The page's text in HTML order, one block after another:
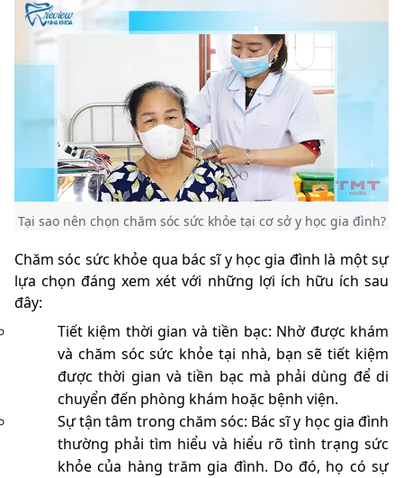
Tại sao nên chọn chăm sóc sức khỏe tại cơ sở y học gia đình?
Chăm sóc sức khỏe qua bác sĩ y học gia đình là một sự
lựa chọn đáng xem xét với những lợi ích hữu ích sau
đây:
Tiết kiệm thời gian và tiền bạc: Nhờ được khám
và chăm sóc sức khỏe tại nhà, bạn sẽ tiết kiệm
được thời gian và tiền bạc mà phải dùng để di
chuyển đến phòng khám hoặc bệnh viện.
Sự tận tâm trong chăm sóc: Bác sĩ y học gia đình
thường phải tìm hiểu và hiểu rõ tình trạng sức
khỏe của hàng trăm gia đình. Do đó, họ có sự